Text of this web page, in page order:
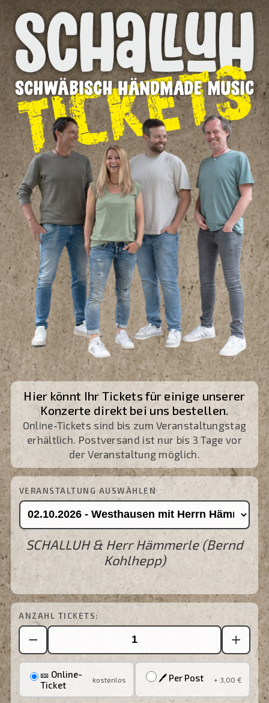
Hier könnt Ihr Tickets für einige unserer
Konzerte direkt bei uns bestellen.
Online-Tickets sind bis zum Veranstaltungstag
erhältlich. Postversand ist nur bis 3 Tage vor
der Veranstaltung möglich.
VERANSTALTUNG AUSWÄHLEN
SCHALLUH & Herr Hämmerle (Bernd
Kohlhepp)
ANZAHL TICKETS:
− +
🎫 Online-
Ticket
kostenlos 🖊 Per Post + 3,00 €